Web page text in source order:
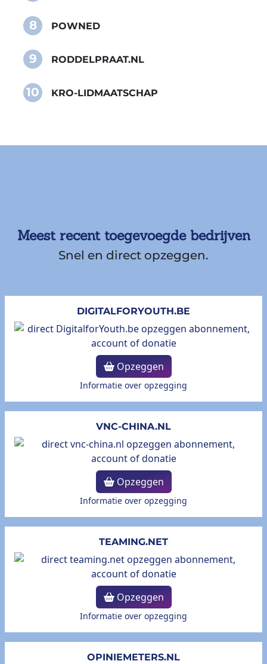
8 POWNED
9 RODDELPRAAT.NL
10 KRO-LIDMAATSCHAP
Meest recent toegevoegde bedrijven
Snel en direct opzeggen.
DIGITALFORYOUTH.BE
Opzeggen
Informatie over opzegging
VNC-CHINA.NL
Opzeggen
Informatie over opzegging
TEAMING.NET
Opzeggen
Informatie over opzegging
OPINIEMETERS.NL